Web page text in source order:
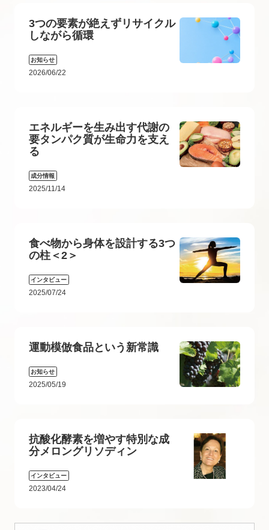
3つの要素が絶えずリサイクル
しながら循環
お知らせ
2026/06/22
エネルギーを生み出す代謝の
要タンパク質が生命力を支え
る
成分情報
2025/11/14
食べ物から身体を設計する3つ
の柱＜2＞
インタビュー
2025/07/24
運動模倣食品という新常識
お知らせ
2025/05/19
抗酸化酵素を増やす特別な成
分メロングリソディン
インタビュー
2023/04/24